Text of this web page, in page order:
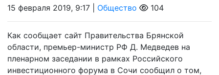
15 февраля 2019, 9:17 | Общество 104
Как сообщает сайт Правительства Брянской
области, премьер-министр РФ Д. Медведев на
пленарном заседании в рамках Российского
инвестиционного форума в Сочи сообщил о том,